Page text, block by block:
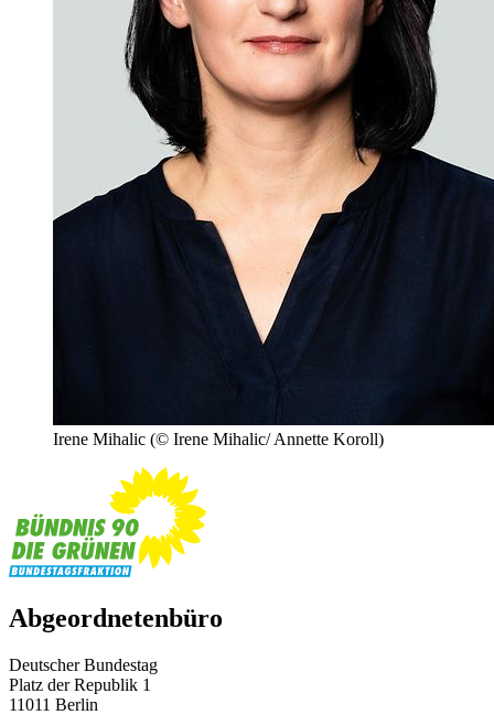
Irene Mihalic (© Irene Mihalic/ Annette Koroll)
Abgeordnetenbüro
Deutscher Bundestag
Platz der Republik 1
11011 Berlin